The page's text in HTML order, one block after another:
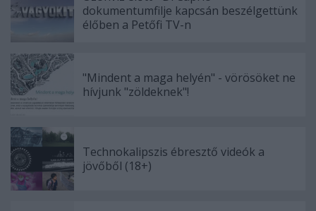
dokumentumfilje kapcsán beszélgettünk
élőben a Petőfi TV-n
"Mindent a maga helyén" - vörösöket ne
hívjunk "zöldeknek"!
Technokalipszis ébresztő videók a
jövőből (18+)